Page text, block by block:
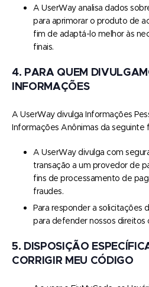
A UserWay analisa dados
para aprimorar o produto de
fim de adaptá-lo melhor às
finais.
4. PARA QUEM
INFORMAÇÕES
A UserWay divulga Informações
Informações Anônimas da seguinte
A UserWay divulga com
transação a um provedor de
fins de processamento de
fraudes.
Para responder a solicitações
para defender nossos direitos
5. DISPOSIÇÃO
CORRIGIR MEU CÓDIGO